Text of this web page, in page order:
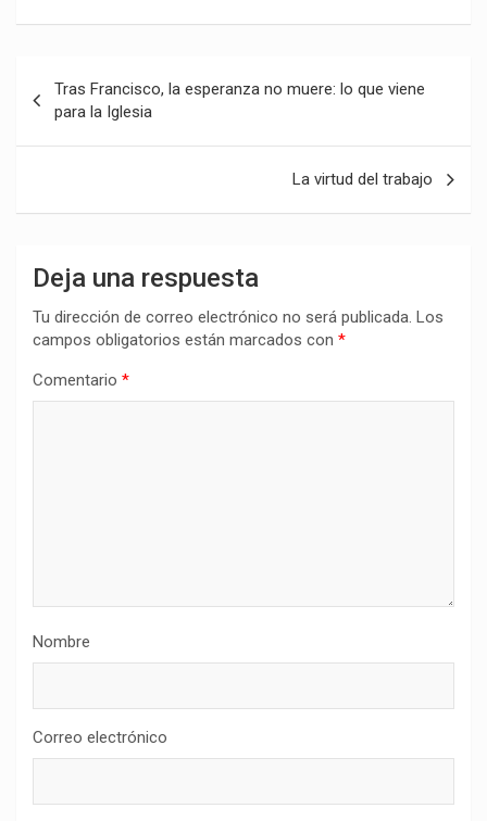
de
entradas
Tras Francisco, la esperanza no muere: lo que viene
para la Iglesia
La virtud del trabajo
Deja una respuesta
Tu dirección de correo electrónico no será publicada. Los
campos obligatorios están marcados con *
Comentario *
Nombre
Correo electrónico